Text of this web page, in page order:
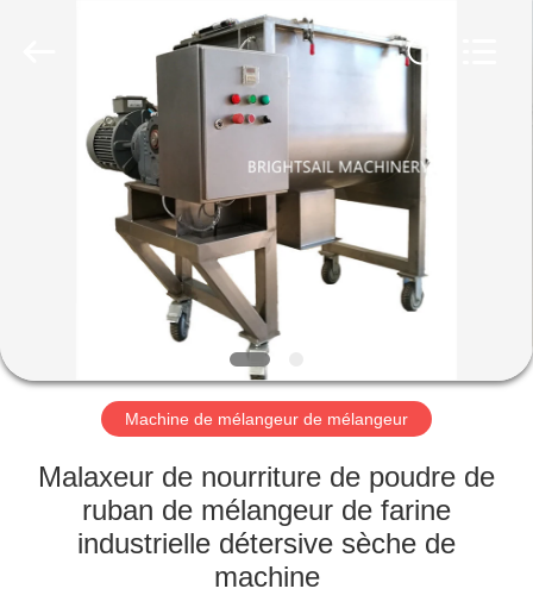
MAISON
PRODUITS
AU
SUJET
NOUS
VISITE
Machine de mélangeur de mélangeur
Malaxeur de nourriture de poudre de
ruban de mélangeur de farine
industrielle détersive sèche de
machine